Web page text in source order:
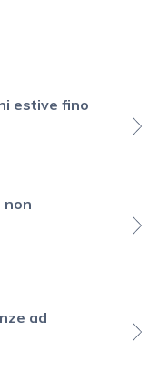
estive fino
non
ad